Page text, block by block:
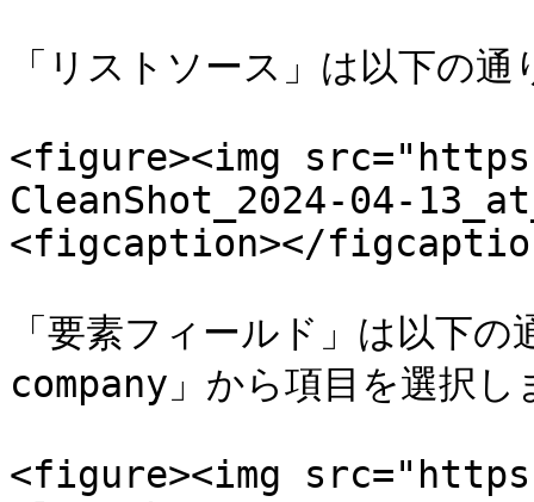
「リストソース」は以下の
<figure><img
CleanShot_2024-04-
<figcaption></
「要素フィールド」は以下
company」から項目を選択し
<figure><img